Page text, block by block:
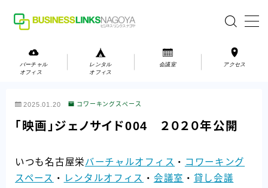
お問い合わせ
バーチャル
オフィス
レンタル
オフィス
会議室 アクセス
2025.01.20 コワーキングスペース
「映画」ジェノサイド004 ２０２０年公開
いつも名古屋栄バーチャルオフィス ・ コワーキング
スペース ・ レンタルオフィス ・ 会議室 ・ 貸し会議